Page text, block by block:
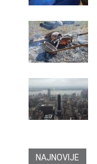
NAJNOVIJE